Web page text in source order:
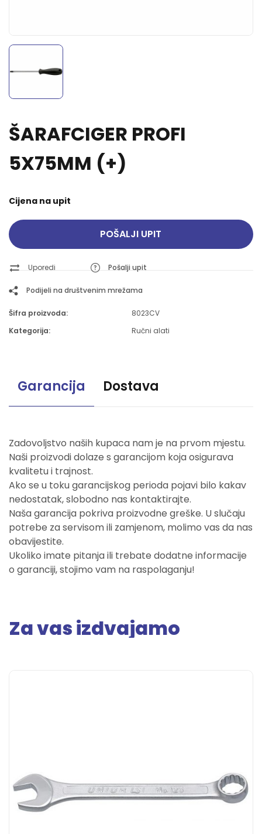
ŠARAFCIGER PROFI
5X75MM (+)
Cijena na upit
POŠALJI UPIT
Uporedi Pošalji upit
Podijeli na društvenim mrežama
Šifra proizvoda:
8023CV
Kategorija:
Ručni alati
Garancija Dostava
Zadovoljstvo naših kupaca nam je na prvom mjestu.
Naši proizvodi dolaze s garancijom koja osigurava
kvalitetu i trajnost.
Ako se u toku garancijskog perioda pojavi bilo kakav
nedostatak, slobodno nas kontaktirajte.
Naša garancija pokriva proizvodne greške. U slučaju
potrebe za servisom ili zamjenom, molimo vas da nas
obavijestite.
Ukoliko imate pitanja ili trebate dodatne informacije
o garanciji, stojimo vam na raspolaganju!
Za vas izdvajamo